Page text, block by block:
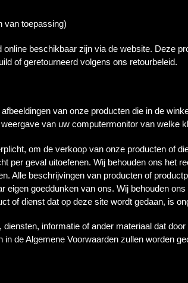
van toepassing)
beschikbaar zijn via de website. Deze
of geretourneerd volgens ons retourbeleid.
van onze producten die in de
van uw computermonitor van welke
om de verkoop van onze producten of
per geval uitoefenen. Wij behouden ons het
Alle beschrijvingen van producten of
eigen goeddunken van ons. Wij behouden
of dienst dat op deze site wordt gedaan, is
informatie of ander materiaal dat
de Algemene Voorwaarden zullen worden